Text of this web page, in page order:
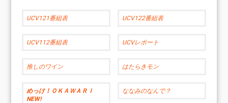
UCV121番組表 UCV122番組表
UCV112番組表 UCVレポート
推しのワイン はたらきモン
めっけ！ＯＫＡＷＡＲＩ
NEW!
ななみのなんで？